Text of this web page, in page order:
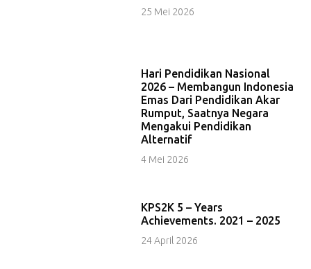
25 Mei 2026
Hari Pendidikan Nasional
2026 – Membangun Indonesia
Emas Dari Pendidikan Akar
Rumput, Saatnya Negara
Mengakui Pendidikan
Alternatif
4 Mei 2026
KPS2K 5 – Years
Achievements. 2021 – 2025
24 April 2026